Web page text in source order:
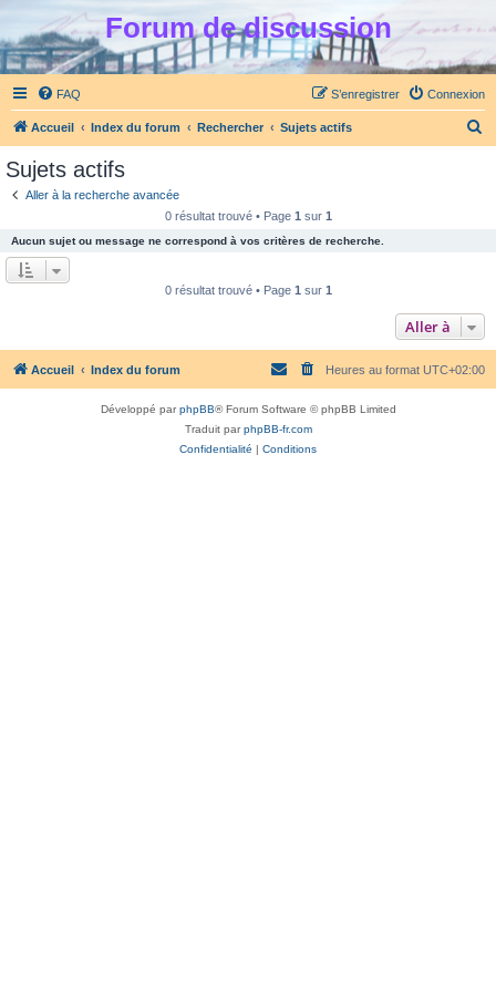
Forum de discussion
FAQ Connexion
S’enregistrer
Accueil Index du forum Rechercher Sujets actifs
e
r
Sujets actifs
Aller à la recherche avancée
0 résultat trouvé • Page 1 sur 1
Aucun sujet ou message ne correspond à vos critères de recherche.
0 résultat trouvé • Page 1 sur 1
Aller à
Accueil Index du forum Heures au format UTC+02:00
Développé parphpBB® Forum Software © phpBB Limited
Traduit parphpBB-fr.com
Confidentialité | Conditions